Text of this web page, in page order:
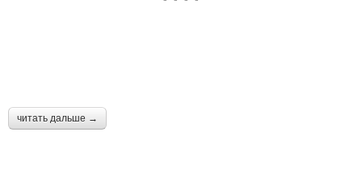
читать дальше →